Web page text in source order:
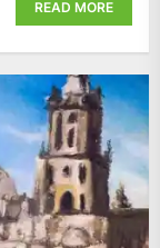
READ MORE